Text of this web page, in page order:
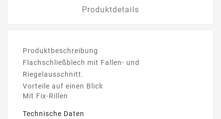
Produktdetails
Produktbeschreibung
Flachschließblech mit Fallen- und
Riegelausschnitt.
Vorteile auf einen Blick
Mit Fix-Rillen
Technische Daten